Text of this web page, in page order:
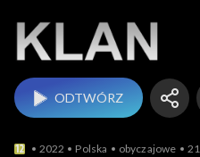
ODTWÓRZ
2022 Polska obyczajowe